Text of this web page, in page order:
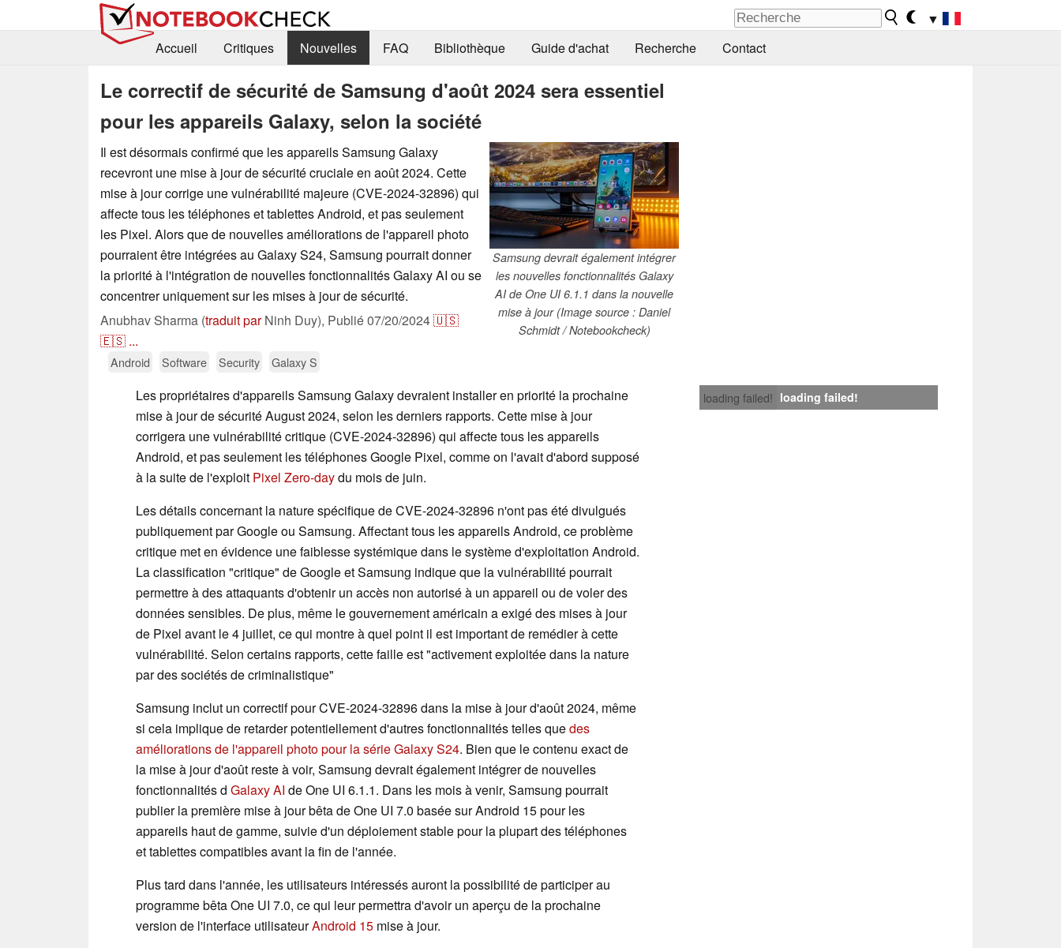
▼
Accueil
Critiques Nouvelles FAQ Bibliothèque Guide d'achat Recherche Contact
Le correctif de sécurité de Samsung d'août 2024 sera essentiel
pour les appareils Galaxy, selon la société
Samsung devrait également intégrer
les nouvelles fonctionnalités Galaxy
AI de One UI 6.1.1 dans la nouvelle
mise à jour (Image source : Daniel
Schmidt / Notebookcheck)
Il est désormais confirmé que les appareils Samsung Galaxy
recevront une mise à jour de sécurité cruciale en août 2024. Cette
mise à jour corrige une vulnérabilité majeure (CVE-2024-32896) qui
affecte tous les téléphones et tablettes Android, et pas seulement
les Pixel. Alors que de nouvelles améliorations de l'appareil photo
pourraient être intégrées au Galaxy S24, Samsung pourrait donner
la priorité à l'intégration de nouvelles fonctionnalités Galaxy AI ou se
concentrer uniquement sur les mises à jour de sécurité.
Anubhav Sharma (traduit parNinh Duy), Publié07/20/2024🇺🇸
🇪🇸 ...
Android Software Security Galaxy S
loading failed! loading failed!
Les propriétaires d'appareils Samsung Galaxy devraient installer en priorité la prochaine
mise à jour de sécurité August 2024, selon les derniers rapports. Cette mise à jour
corrigera une vulnérabilité critique (CVE-2024-32896) qui affecte tous les appareils
Android, et pas seulement les téléphones Google Pixel, comme on l'avait d'abord supposé
à la suite de l'exploit Pixel Zero-daydu mois de juin.
Les détails concernant la nature spécifique de CVE-2024-32896 n'ont pas été divulgués
publiquement par Google ou Samsung. Affectant tous les appareils Android, ce problème
critique met en évidence une faiblesse systémique dans le système d'exploitation Android.
La classification "critique" de Google et Samsung indique que la vulnérabilité pourrait
permettre à des attaquants d'obtenir un accès non autorisé à un appareil ou de voler des
données sensibles. De plus, même le gouvernement américain a exigé des mises à jour
de Pixel avant le 4 juillet, ce qui montre à quel point il est important de remédier à cette
vulnérabilité. Selon certains rapports, cette faille est "activement exploitée dans la nature
par des sociétés de criminalistique"
Samsung inclut un correctif pour CVE-2024-32896 dans la mise à jour d'août 2024, même
si cela implique de retarder potentiellement d'autres fonctionnalités telles quedes
améliorations de l'appareil photo pour la série Galaxy S24. Bien que le contenu exact de
la mise à jour d'août reste à voir, Samsung devrait également intégrer de nouvelles
fonctionnalités d Galaxy AI de One UI 6.1.1. Dans les mois à venir, Samsung pourrait
publier la première mise à jour bêta de One UI 7.0 basée sur Android 15 pour les
appareils haut de gamme, suivie d'un déploiement stable pour la plupart des téléphones
et tablettes compatibles avant la fin de l'année.
Plus tard dans l'année, les utilisateurs intéressés auront la possibilité de participer au
programme bêta One UI 7.0, ce qui leur permettra d'avoir un aperçu de la prochaine
version de l'interface utilisateurAndroid 15 mise à jour.